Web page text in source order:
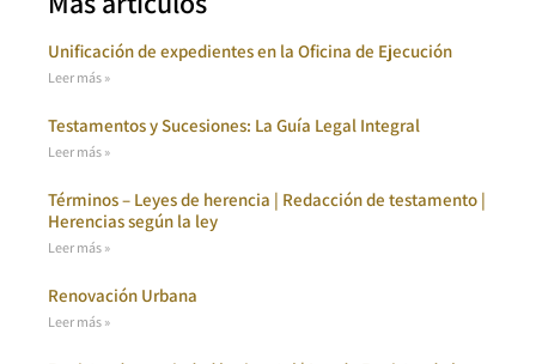
Unificación de expedientes en la Oficina de Ejecución
Leer más »
Testamentos y Sucesiones: La Guía Legal Integral
Leer más »
Términos – Leyes de herencia | Redacción de testamento |
Herencias según la ley
Leer más »
Renovación Urbana
Leer más »